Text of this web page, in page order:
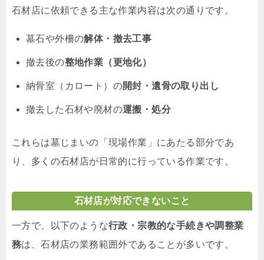
石材店に依頼できる主な作業内容は次の通りです。
墓石や外柵の解体・撤去工事
撤去後の整地作業（更地化）
納骨室（カロート）の開封・遺骨の取り出し
撤去した石材や廃材の運搬・処分
これらは墓じまいの「現場作業」にあたる部分であ
り、多くの石材店が日常的に行っている作業です。
石材店が対応できないこと
一方で、以下のような行政・宗教的な手続きや調整業
務は、石材店の業務範囲外であることが多いです。